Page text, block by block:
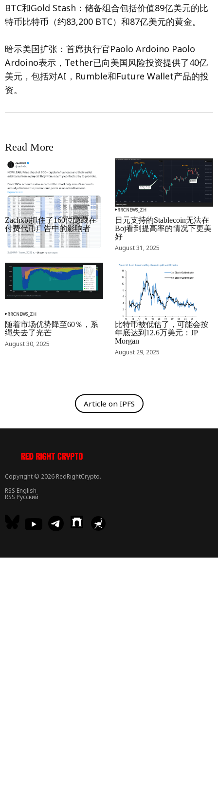
BTC和Gold Stash：储备组合包括价值89亿美元的比
特币比特币（约83,200 BTC）和87亿美元的黄金。
暗示美国扩张：首席执行官Paolo Ardoino Paolo
Ardoino表示，Tether已向美国风险投资提供了40亿
美元，包括对AI，Rumble和Future Wallet产品的投
资。
Read More
RRCNEWS_ZH
Zachxbt抓住了160位隐藏在
付费代币广告中的影响者
September 01, 2025
RRCNEWS_ZH
日元支持的Stablecoin无法在
Boj看到提高率的情况下更美
好
August 31, 2025
RRCNEWS_ZH
随着市场优势降至60％，系
绳失去了光芒
August 30, 2025
RRCNEWS_ZH
比特币被低估了，可能会按
年底达到12.6万美元：JP
Morgan
August 29, 2025
Article on IPFS
Copyright © 2026 RedRightCrypto.
RSS English
RSS Русский